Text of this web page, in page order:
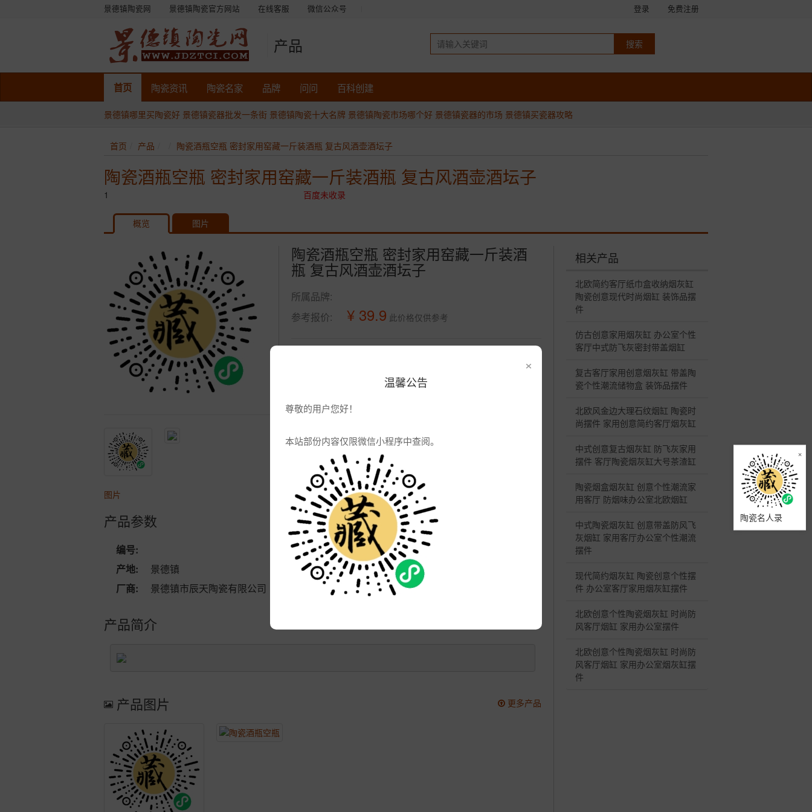
×
温馨公告
尊敬的用户您好！
本站部份内容仅限微信小程序中查阅。
景德镇陶瓷网 景德镇陶瓷官方网站 在线客服 微信公众号 登录 免费注册
产品
首页 陶瓷资讯 陶瓷名家 品牌 问问 百科创建
景德镇哪里买陶瓷好 景德镇瓷器批发一条街 景德镇陶瓷十大名牌 景德镇陶瓷市场哪个好 景德镇瓷器的市场 景德镇买瓷器攻略
×
陶瓷名人录
首页 产品 陶瓷酒瓶空瓶 密封家用窑藏一斤装酒瓶 复古风酒壶酒坛子
陶瓷酒瓶空瓶 密封家用窑藏一斤装酒瓶 复古风酒壶酒坛子
1 百度未收录
概览 图片
图片
陶瓷酒瓶空瓶 密封家用窑藏一斤装酒
瓶 复古风酒壶酒坛子
所属品牌:
参考报价:
¥ 39.9 此价格仅供参考
产品参数
编号:
品牌:
产地:
景德镇 次数:
2078
厂商:
景德镇市辰天陶瓷有限公司 更新: 2021-06-20 11:48:42
产品简介
更多产品
产品图片
相关产品
北欧简约客厅纸巾盒收纳烟灰缸
陶瓷创意现代时尚烟缸 装饰品摆
件
仿古创意家用烟灰缸 办公室个性
客厅中式防飞灰密封带盖烟缸
复古客厅家用创意烟灰缸 带盖陶
瓷个性潮流储物盒 装饰品摆件
北欧风金边大理石纹烟缸 陶瓷时
尚摆件 家用创意简约客厅烟灰缸
中式创意复古烟灰缸 防飞灰家用
摆件 客厅陶瓷烟灰缸大号茶渣缸
陶瓷烟盒烟灰缸 创意个性潮流家
用客厅 防烟味办公室北欧烟缸
中式陶瓷烟灰缸 创意带盖防风飞
灰烟缸 家用客厅办公室个性潮流
摆件
现代简约烟灰缸 陶瓷创意个性摆
件 办公室客厅家用烟灰缸摆件
北欧创意个性陶瓷烟灰缸 时尚防
风客厅烟缸 家用办公室摆件
北欧创意个性陶瓷烟灰缸 时尚防
风客厅烟缸 家用办公室烟灰缸摆
件